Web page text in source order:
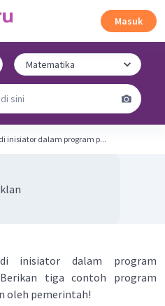
Masuk
inisiator dalam program p...
inisiator dalam program
tiga contoh program
oleh pemerintah!